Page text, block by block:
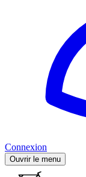
Connexion
Ouvrir le menu